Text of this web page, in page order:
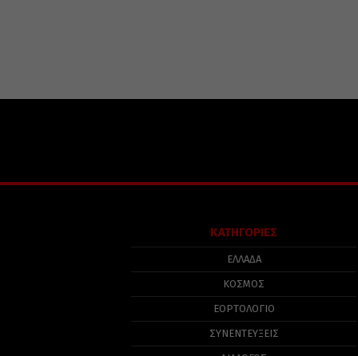
ΚΑΤΗΓΟΡΙΕΣ
ΕΛΛΑΔΑ
ΚΟΣΜΟΣ
ΕΟΡΤΟΛΟΓΙΟ
ΣΥΝΕΝΤΕΥΞΕΙΣ